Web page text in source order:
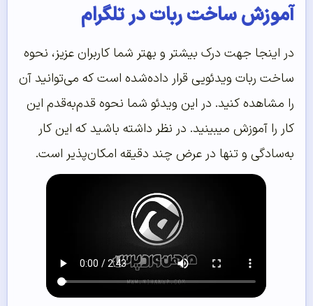
آموزش ساخت ربات در تلگرام
در اینجا جهت درک بیشتر و بهتر شما کاربران عزیز، نحوه
ساخت ربات ویدئویی قرار داده‌شده است که می‌توانید آن
را مشاهده کنید. در این ویدئو شما نحوه قدم‌‌‌‌‌به‌‌‌‌‌قدم این
کار را آموزش میبینید. در نظر داشته باشید که این کار
به‌سادگی و تنها در عرض چند دقیقه امکان‌پذیر است.